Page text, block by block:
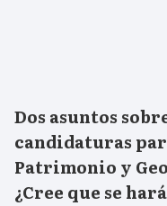
Dos asuntos
candidaturas
Patrimonio y
¿Cree que se